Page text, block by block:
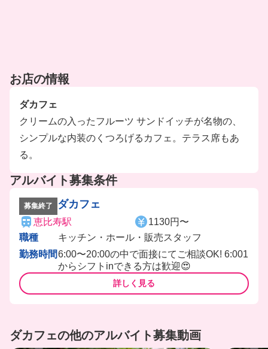
お店の情報
ダカフェ
クリームの入ったフルーツ サンドイッチが名物の、
シンプルな内装のくつろげるカフェ。テラス席もあ
る。
アルバイト募集条件
募集終了 ダカフェ
恵比寿駅
1130円〜
職種
キッチン・ホール・販売スタッフ
勤務時間6:00〜20:00の中で面接にてご相談OK! 6:001
からシフトinできる方は歓迎😍
詳しく見る
ダカフェの他のアルバイト募集動画